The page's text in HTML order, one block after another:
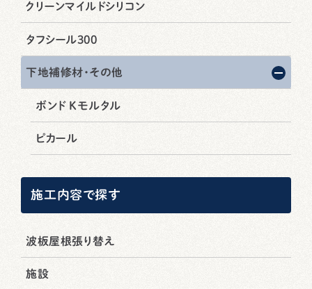
クリーンマイルドシリコン
タフシール300
下地補修材・その他
ボンド Kモルタル
ピカール
施工内容で探す
波板屋根張り替え
施設